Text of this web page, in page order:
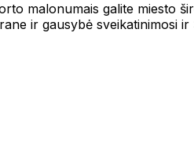
malonumais galite miesto
ir gausybė sveikatinimosi